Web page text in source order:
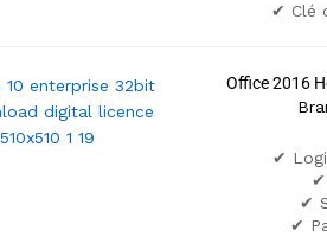
✔ Clé
Office 2016
✔
✔
✔
✔